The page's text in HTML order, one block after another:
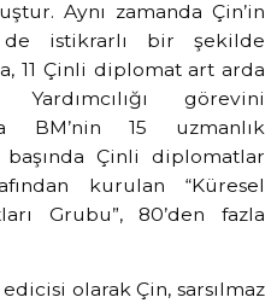
Aynı zamanda Çin’in
istikrarlı bir şekilde
11 Çinli diplomat art arda
görevini
BM’nin 15 uzmanlık
Çinli diplomatlar
kurulan “Küresel
Grubu”, 80’den fazla
olarak Çin, sarsılmaz